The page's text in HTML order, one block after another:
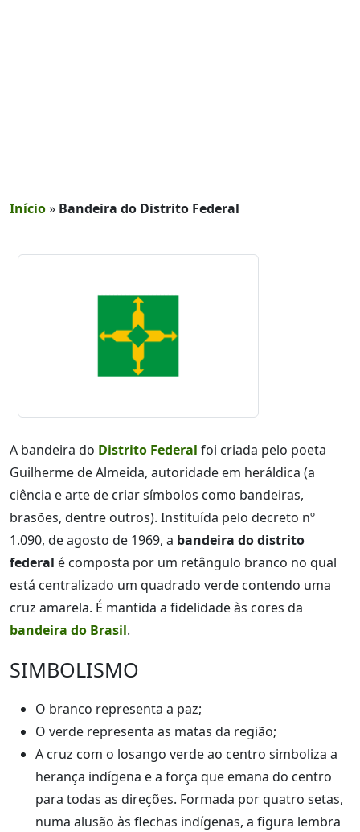
Início» Bandeira do Distrito Federal
A bandeira do Distrito Federal foi criada pelo poeta
Guilherme de Almeida, autoridade em heráldica (a
ciência e arte de criar símbolos como bandeiras,
brasões, dentre outros). Instituída pelo decreto nº
1.090, de agosto de 1969, a bandeira do distrito
federal é composta por um retângulo branco no qual
está centralizado um quadrado verde contendo uma
cruz amarela. É mantida a fidelidade às cores da
bandeira do Brasil.
SIMBOLISMO
O branco representa a paz;
O verde representa as matas da região;
A cruz com o losango verde ao centro simboliza a
herança indígena e a força que emana do centro
para todas as direções. Formada por quatro setas,
numa alusão às flechas indígenas, a figura lembra